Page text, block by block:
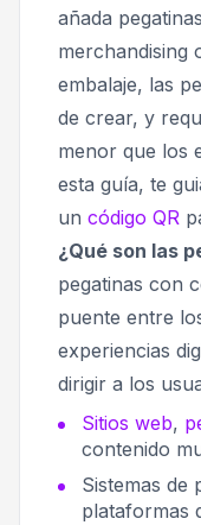
añada
merchandising
embalaje, las
de crear, y
menor que los
esta guía, te
un código QR
¿Qué son las
pegatinas con
puente entre
experiencias
dirigir a los
Sitios web,
contenido
Sistemas de
plataformas